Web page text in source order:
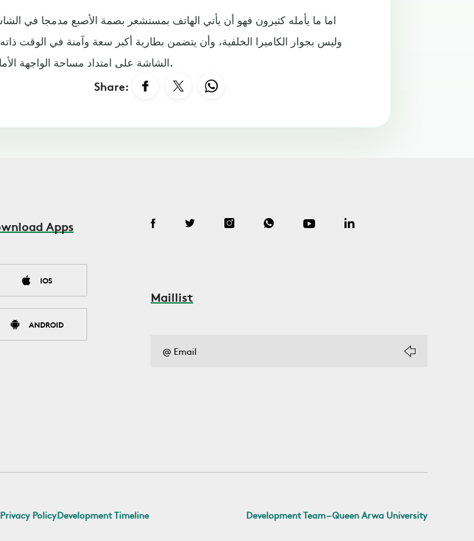
اما ما يأمله كثيرون فهو أن يأتي الهاتف بمستشعر بصمة الأصبع مدمجا في
وليس بجوار الكاميرا الخلفية، وأن يتضمن بطارية أكبر سعة وآمنة في الوقت
الشاشة على امتداد مساحة الواجهة الأمامية للهاتف.
Share:
Apps
IOS
ANDROID
Maillist
Privacy PolicyDevelopment Timeline Development Team – Queen Arwa University